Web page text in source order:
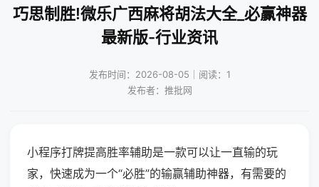
巧思制胜!微乐广西麻将胡法大全_必赢神器
最新版-行业资讯
发布时间：2026-08-05｜阅读：1
发布者：推批网
小程序打牌提高胜率辅助是一款可以让一直输的玩
家，快速成为一个“必胜”的输赢辅助神器，有需要的